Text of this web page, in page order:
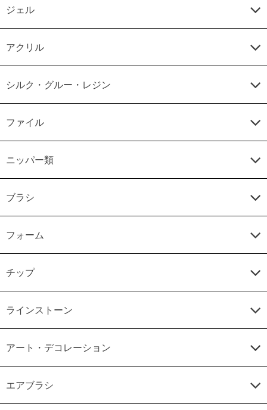
ジェル
アクリル
シルク・グルー・レジン
ファイル
ニッパー類
ブラシ
フォーム
チップ
ラインストーン
アート・デコレーション
エアブラシ